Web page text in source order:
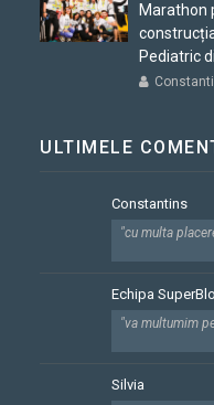
Marathon
Pediatric
ULTIMELE
Constantins
"cu multa
Echipa
"va multumim
Silvia